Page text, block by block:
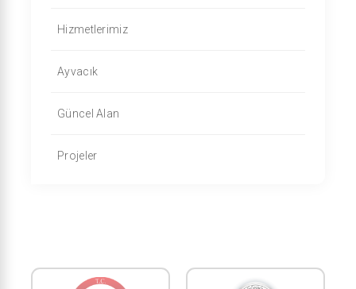
Hizmetlerimiz
Ayvacık
Güncel Alan
Projeler